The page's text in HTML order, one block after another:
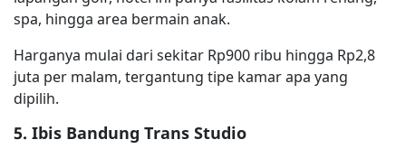
spa, hingga area bermain anak.
Harganya mulai dari sekitar Rp900 ribu hingga Rp2,8
juta per malam, tergantung tipe kamar apa yang
dipilih.
5. Ibis Bandung Trans Studio